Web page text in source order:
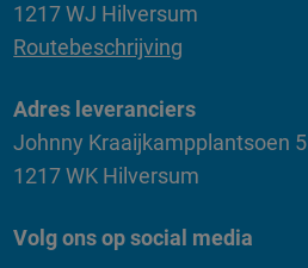
1217 WJ Hilversum
Routebeschrijving
Adres leveranciers
Johnny Kraaijkampplantsoen 5
1217 WK Hilversum
Volg ons op social media